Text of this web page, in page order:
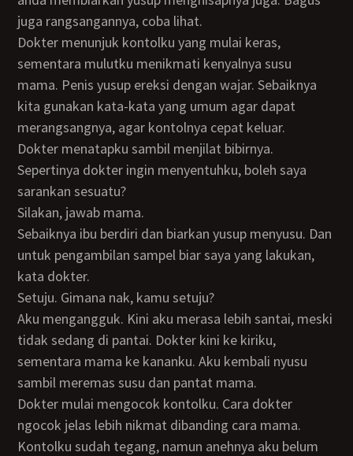
juga rangsangannya, coba lihat.
Dokter menunjuk kontolku yang mulai keras,
sementara mulutku menikmati kenyalnya susu
mama. Penis yusup ereksi dengan wajar. Sebaiknya
kita gunakan kata-kata yang umum agar dapat
merangsangnya, agar kontolnya cepat keluar.
Dokter menatapku sambil menjilat bibirnya.
Sepertinya dokter ingin menyentuhku, boleh saya
sarankan sesuatu?
Silakan, jawab mama.
Sebaiknya ibu berdiri dan biarkan yusup menyusu. Dan
untuk pengambilan sampel biar saya yang lakukan,
kata dokter.
Setuju. Gimana nak, kamu setuju?
Aku mengangguk. Kini aku merasa lebih santai, meski
tidak sedang di pantai. Dokter kini ke kiriku,
sementara mama ke kananku. Aku kembali nyusu
sambil meremas susu dan pantat mama.
Dokter mulai mengocok kontolku. Cara dokter
ngocok jelas lebih nikmat dibanding cara mama.
Kontolku sudah tegang, namun anehnya aku belum